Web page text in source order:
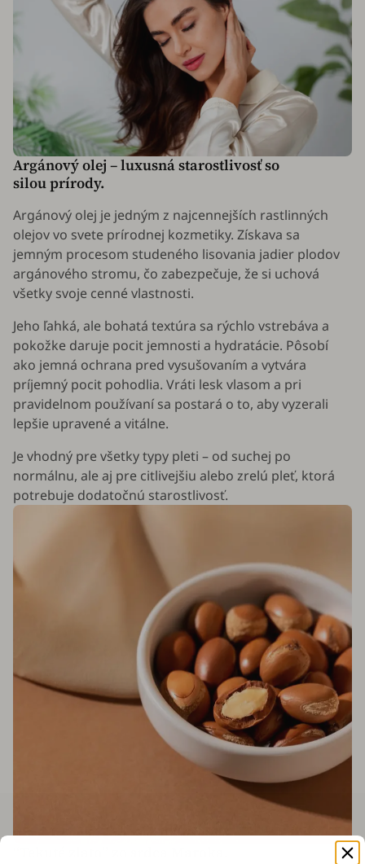
Argánový olej – luxusná starostlivosť so
silou prírody.
Argánový olej je jedným z najcennejších rastlinných
olejov vo svete prírodnej kozmetiky. Získava sa
jemným procesom studeného lisovania jadier plodov
argánového stromu, čo zabezpečuje, že si uchová
všetky svoje cenné vlastnosti.
Jeho ľahká, ale bohatá textúra sa rýchlo vstrebáva a
pokožke daruje pocit jemnosti a hydratácie. Pôsobí
ako jemná ochrana pred vysušovaním a vytvára
príjemný pocit pohodlia. Vráti lesk vlasom a pri
pravidelnom používaní sa postará o to, aby vyzerali
lepšie upravené a vitálne.
Je vhodný pre všetky typy pleti – od suchej po
normálnu, ale aj pre citlivejšiu alebo zrelú pleť, ktorá
potrebuje dodatočnú starostlivosť.